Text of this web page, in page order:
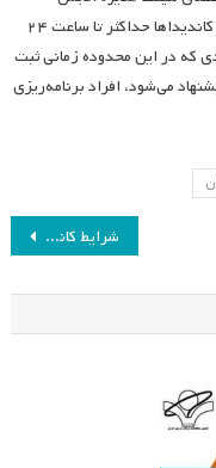
مطالعات برنامه درسی ایران، آخرین مهلت ثبت‌نام کاندیداها حداکثر تا ساعت ۲۴
بود. لذا افرادی که در این محدوده زمانی ثبت
می‌شود، افراد برنامه‌ریزی
شرایط کاندیداتوری در انتخابات هیئت مدیره انجمن مطالعات برنامه درسی ایران